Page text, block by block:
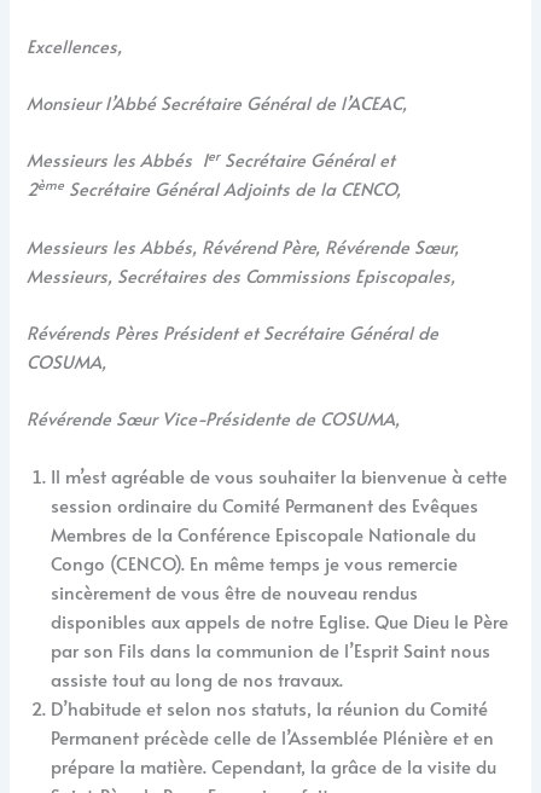
Excellences,
Monsieur l’Abbé Secrétaire Général de l’ACEAC,
Messieurs les Abbés 1erSecrétaire Général et
2ème Secrétaire Général Adjoints de la CENCO,
Messieurs les Abbés, Révérend Père, Révérende Sœur,
Messieurs, Secrétaires des Commissions Episcopales,
Révérends Pères Président et Secrétaire Général de
COSUMA,
Révérende Sœur Vice-Présidente de COSUMA,
Il m’est agréable de vous souhaiter la bienvenue à cette
session ordinaire du Comité Permanent des Evêques
Membres de la Conférence Episcopale Nationale du
Congo (CENCO). En même temps je vous remercie
sincèrement de vous être de nouveau rendus
disponibles aux appels de notre Eglise. Que Dieu le Père
par son Fils dans la communion de l’Esprit Saint nous
assiste tout au long de nos travaux.
D’habitude et selon nos statuts, la réunion du Comité
Permanent précède celle de l’Assemblée Plénière et en
prépare la matière. Cependant, la grâce de la visite du